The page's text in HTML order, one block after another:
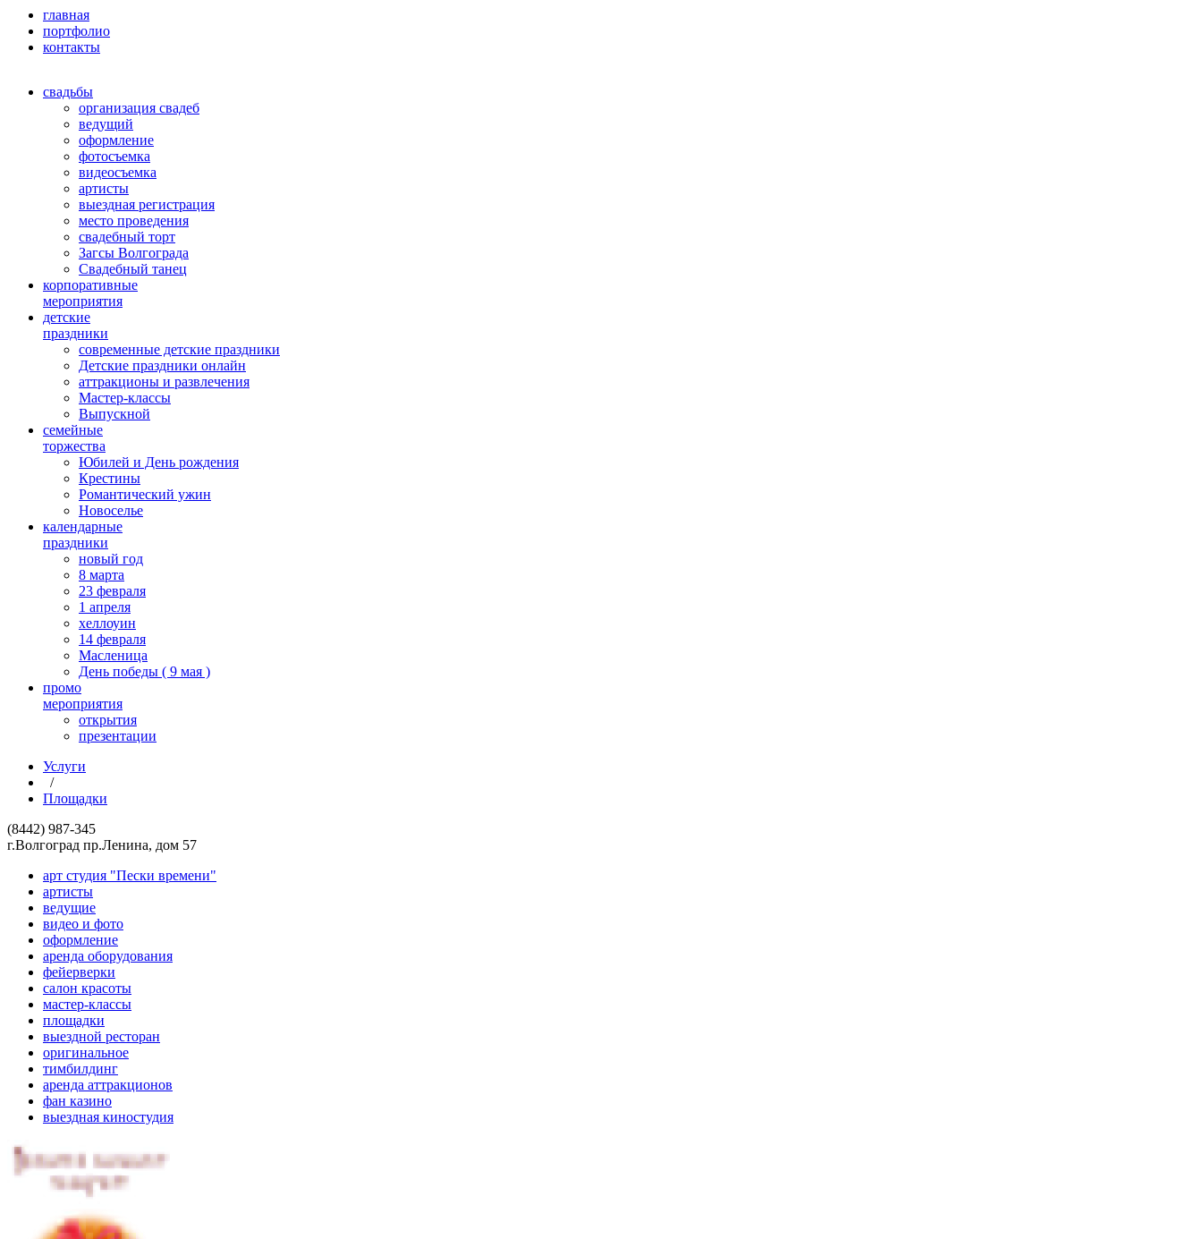
главная
портфолио
контакты
свадьбы
организация свадеб
ведущий
оформление
фотосъемка
видеосъемка
артисты
выездная регистрация
место проведения
свадебный торт
Загсы Волгограда
Свадебный танец
корпоративные
мероприятия
детские
праздники
современные детские праздники
Детские праздники онлайн
аттракционы и развлечения
Мастер-классы
Выпускной
cемейные
торжества
Юбилей и День рождения
Крестины
Романтический ужин
Новоселье
календарные
праздники
новый год
8 марта
23 февраля
1 апреля
хеллоуин
14 февраля
Масленица
День победы ( 9 мая )
промо
мероприятия
открытия
презентации
Услуги
/
Площадки
(8442) 987-345
г.Волгоград пр.Ленина, дом 57
арт студия "Пески времени"
артисты
ведущие
видео и фото
оформление
аренда оборудования
фейерверки
салон красоты
мастер-классы
площадки
выездной ресторан
оригинальное
тимбилдинг
аренда аттракционов
фан казино
выездная киностудия